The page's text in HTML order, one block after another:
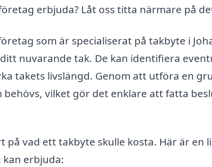
erbjuda? Låt oss titta närmare på
som är specialiserat på takbyte i
nuvarande tak. De kan identifiera
takets livslängd. Genom att utföra en
behövs, vilket gör det enklare att fatta
på vad ett takbyte skulle kosta. Här är en
erbjuda: